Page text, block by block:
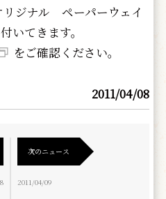
ジナル ペーパーウェイ
いてきます。
をご確認ください。
2011/04/08
次のニュース
2011/04/09